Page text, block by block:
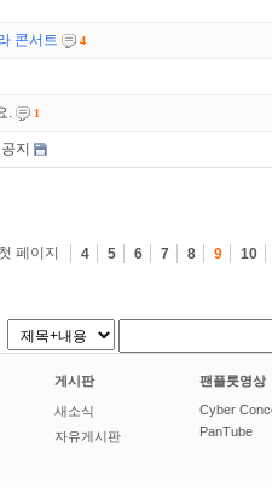
콘서트 4
. 1
지
첫 페이지 4 5 6 7 8 9 10
게시판
새소식
자유게시판
팬플룻영상
Cyber
PanTube